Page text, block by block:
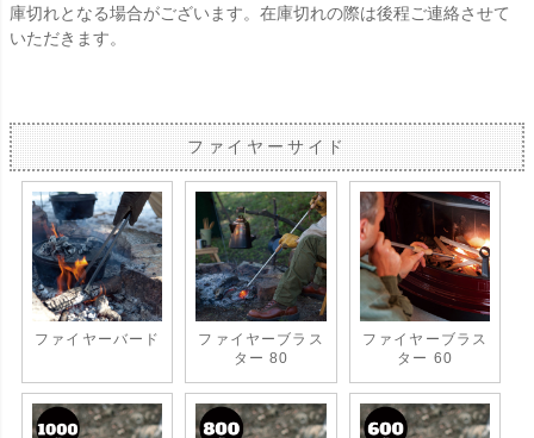
庫切れとなる場合がございます。在庫切れの際は後程ご連絡させて
いただきます。
ファイヤーサイド
ファイヤーバード
ファイヤーブラス
ター 80
ファイヤーブラス
ター 60